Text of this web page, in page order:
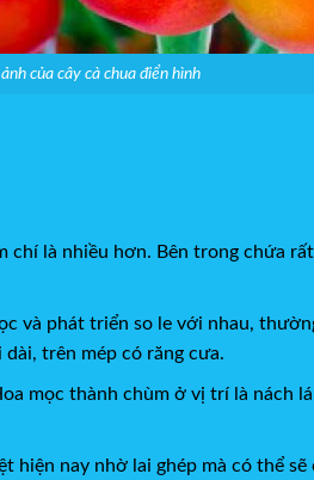
của cây cà chua điển hình
là nhiều hơn. Bên trong chứa
và phát triển so le với nhau,
trên mép có răng cưa.
mọc thành chùm ở vị trí là nách
hiện nay nhờ lai ghép mà có thể